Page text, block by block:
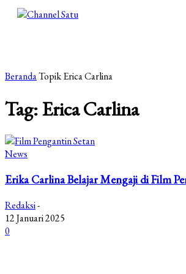
BerandaTopikErica Carlina
Tag: Erica Carlina
News
Erika Carlina Belajar Mengaji di Film
Redaksi-
12 Januari 2025
0